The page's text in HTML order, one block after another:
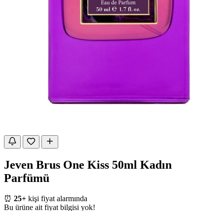
Jeven Brus One Kiss 50ml Kadın
Parfümü
⏰ 25+ kişi fiyat alarmında
Bu ürüne ait fiyat bilgisi yok!